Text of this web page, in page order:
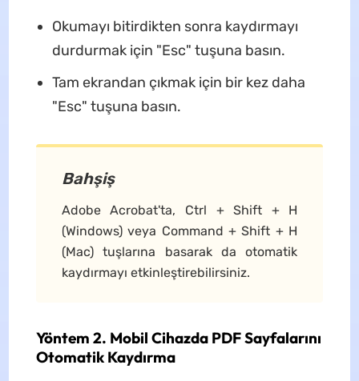
Okumayı bitirdikten sonra kaydırmayı
durdurmak için "Esc" tuşuna basın.
Tam ekrandan çıkmak için bir kez daha
"Esc" tuşuna basın.
Bahşiş
Adobe Acrobat'ta, Ctrl + Shift + H
(Windows) veya Command + Shift + H
(Mac) tuşlarına basarak da otomatik
kaydırmayı etkinleştirebilirsiniz.
Yöntem 2. Mobil Cihazda PDF Sayfalarını
Otomatik Kaydırma